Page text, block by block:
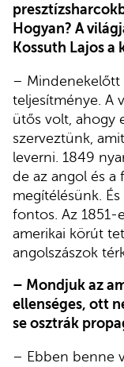
Hogyan? A
Kossuth Lajos a
– Mindenekelőtt
teljesítménye. A
ütős volt, ahogy
szerveztünk,
leverni. 1849
de az angol és a
megítélésünk.
fontos. Az 1851-
amerikai körút
angolszászok
– Mondjuk az
ellenséges, ott
se osztrák
– Ebben benne